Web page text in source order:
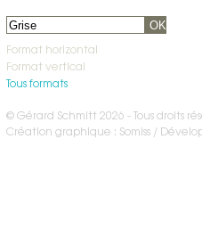
OK
Format horizontal
Format vertical
Tous formats
© Gérard Schmitt 2026 - Tous droits
Création graphique : Somiss